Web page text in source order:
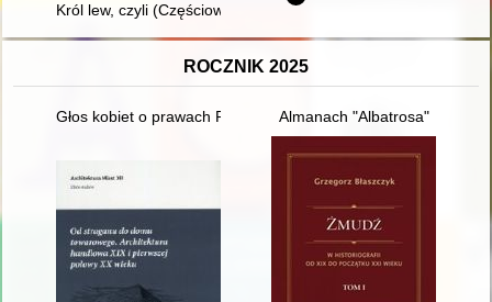
Król lew, czyli (Częściowe) rozwiązanie zagadki
ROCZNIK 2025
Głos kobiet o prawach Polek w świetle dokumentacji
Almanach "Albatrosa"